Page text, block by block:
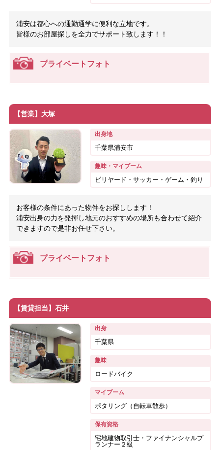
浦安は都心への通勤通学に便利な立地です。
皆様のお部屋探しを全力でサポート致します！！
プライベートフォト
【営業】大塚
出身地
千葉県浦安市
趣味・マイブーム
ビリヤード・サッカー・ゲーム・釣り
お客様の条件にあった物件をお探しします！
浦安出身の力を発揮し地元のおすすめの場所も合わせて紹介
できますので是非お任せ下さい。
プライベートフォト
【賃貸担当】石井
出身
千葉県
趣味
ロードバイク
マイブーム
ポタリング（自転車散歩）
保有資格
宅地建物取引士・ファイナンシャルプ
ランナー２級